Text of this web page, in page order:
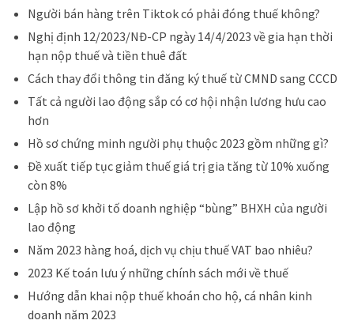
Người bán hàng trên Tiktok có phải đóng thuế không?
Nghị định 12/2023/NĐ-CP ngày 14/4/2023 về gia hạn thời
hạn nộp thuế và tiền thuê đất
Cách thay đổi thông tin đăng ký thuế từ CMND sang CCCD
Tất cả người lao động sắp có cơ hội nhận lương hưu cao
hơn
Hồ sơ chứng minh người phụ thuộc 2023 gồm những gì?
Đề xuất tiếp tục giảm thuế giá trị gia tăng từ 10% xuống
còn 8%
Lập hồ sơ khởi tố doanh nghiệp “bùng” BHXH của người
lao động
Năm 2023 hàng hoá, dịch vụ chịu thuế VAT bao nhiêu?
2023 Kế toán lưu ý những chính sách mới về thuế
Hướng dẫn khai nộp thuế khoán cho hộ, cá nhân kinh
doanh năm 2023